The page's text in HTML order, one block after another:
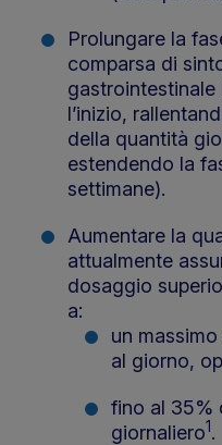
Prolungare la
comparsa di
l’inizio,
della quantità
estendendo la
settimane).
Aumentare la
attualmente
dosaggio
a:
un
al giorno,
fino al 35%
giornaliero1.